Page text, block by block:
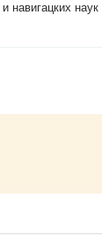
навигацких